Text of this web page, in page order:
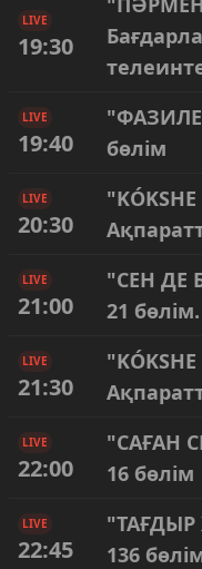
LIVE
19:30
LIVE
19:40
бөлім
LIVE
20:30
"KÓKSHE
LIVE
21:00
"СЕН ДЕ
21
LIVE
21:30
"KÓKSHE
LIVE
22:00
"САҒАН
16 бөлім
LIVE
22:45
"ТАҒДЫР
136